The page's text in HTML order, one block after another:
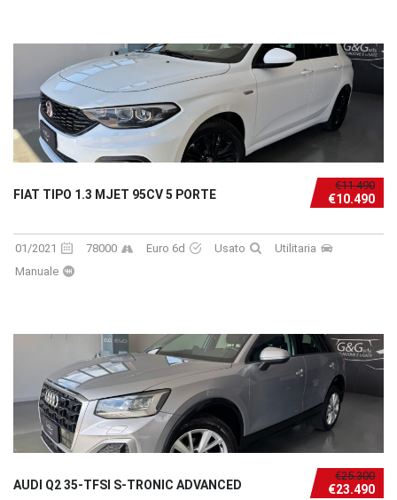
€11.490
€10.490
FIAT TIPO 1.3 MJET 95CV 5 PORTE
01/2021 78000 Euro 6d Usato
Utilitaria
Manuale
€25.300
€23.490
AUDI Q2 35-TFSI S-TRONIC ADVANCED